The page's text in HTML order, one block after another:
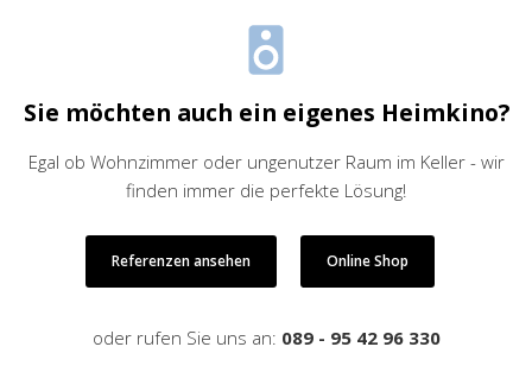
Sie möchten auch ein eigenes Heimkino?
Egal ob Wohnzimmer oder ungenutzer Raum im Keller - wir
finden immer die perfekte Lösung!
Referenzen ansehen Online Shop
oder rufen Sie uns an: 089 - 95 42 96 330